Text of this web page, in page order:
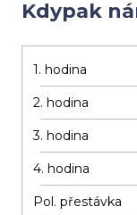
Kdypak
1. hodina
2. hodina
3. hodina
4. hodina
Pol. přestávka